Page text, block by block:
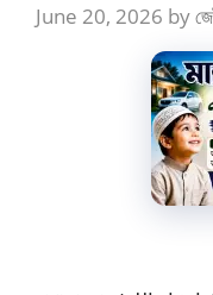
June 20, 2026 by